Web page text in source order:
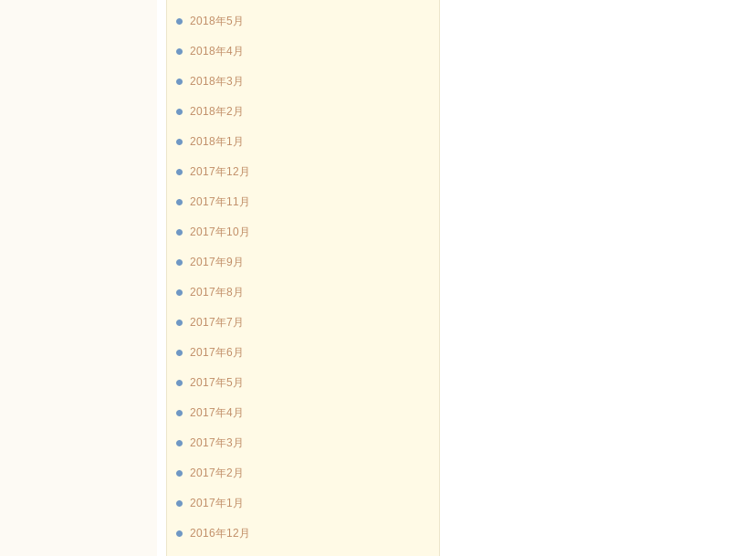
2018年5月
2018年4月
2018年3月
2018年2月
2018年1月
2017年12月
2017年11月
2017年10月
2017年9月
2017年8月
2017年7月
2017年6月
2017年5月
2017年4月
2017年3月
2017年2月
2017年1月
2016年12月